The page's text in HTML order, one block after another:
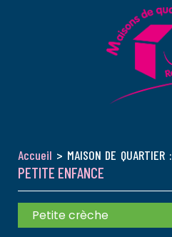
Accueil > MAISON DE QUARTIER :
PETITE ENFANCE
Petite crèche